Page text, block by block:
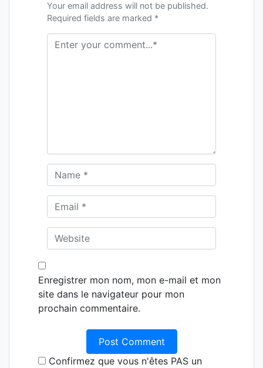
Your email address will not be published.
Required fields are marked *
Enregistrer mon nom, mon e-mail et mon
site dans le navigateur pour mon
prochain commentaire.
Confirmez que vous n'êtes PAS un